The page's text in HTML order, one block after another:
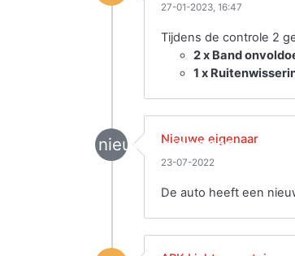
27-01-2023, 16:47
Tijdens de controle 2
2 x Band
1 x
nieuwe_eigenaar
Nieuwe eigenaar
23-07-2022
De auto heeft een